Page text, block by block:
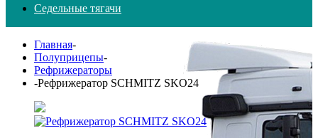
Седельные тягачи
Главная-
Полуприцепы-
Рефрижераторы
-Рефрижератор SCHMITZ SKO24